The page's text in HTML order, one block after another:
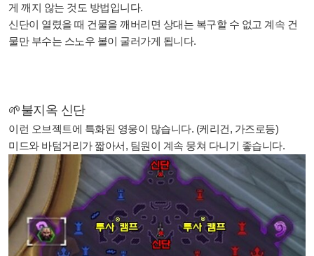
게 깨지 않는 것도 방법입니다.
신단이 열렸을 때 건물을 깨버리면 상대는 복구할 수 없고 계속 건
물만 부수는 스노우 볼이 굴러가게 됩니다.
🌱불지옥 신단
이런 오브젝트에 특화된 영웅이 많습니다. (케리건, 가즈로등)
미드와 바텀거리가 짧아서, 팀원이 계속 뭉쳐 다니기 좋습니다.